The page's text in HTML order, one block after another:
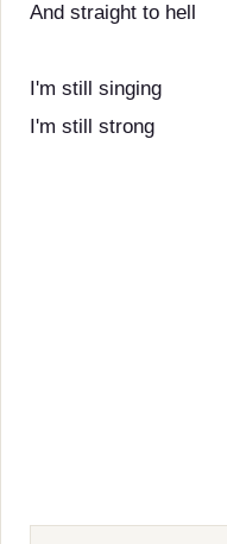
And straight to hell
I'm still singing
I'm still strong